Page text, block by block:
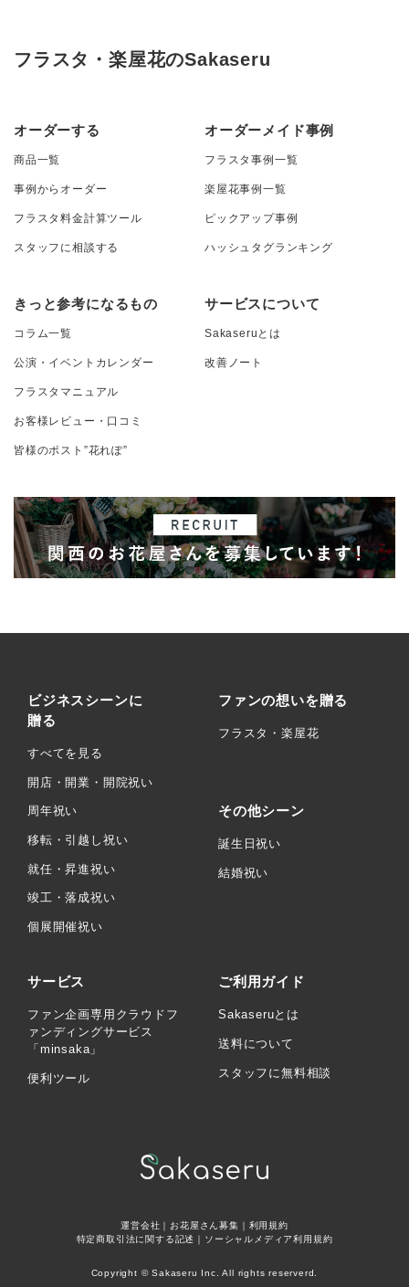
フラスタ・楽屋花のSakaseru
オーダーする
商品一覧
事例からオーダー
フラスタ料金計算ツール
スタッフに相談する
オーダーメイド事例
フラスタ事例一覧
楽屋花事例一覧
ピックアップ事例
ハッシュタグランキング
きっと参考になるもの
コラム一覧
公演・イベントカレンダー
フラスタマニュアル
お客様レビュー・口コミ
皆様のポスト”花れぽ”
サービスについて
Sakaseruとは
改善ノート
ビジネスシーンに
贈る
すべてを見る
開店・開業・開院祝い
周年祝い
移転・引越し祝い
就任・昇進祝い
竣工・落成祝い
個展開催祝い
ファンの想いを贈る
フラスタ・楽屋花
その他シーン
誕生日祝い
結婚祝い
サービス
ファン企画専用クラウドフ
ァンディングサービス
「minsaka」
便利ツール
ご利用ガイド
Sakaseruとは
送料について
スタッフに無料相談
運営会社 ｜お花屋さん募集 ｜ 利用規約
特定商取引法に関する記述 ｜ ソーシャルメディア利用規約
Copyright © Sakaseru Inc. All rights reserverd.